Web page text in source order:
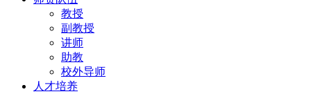
教授
副教授
讲师
助教
校外导师
人才培养